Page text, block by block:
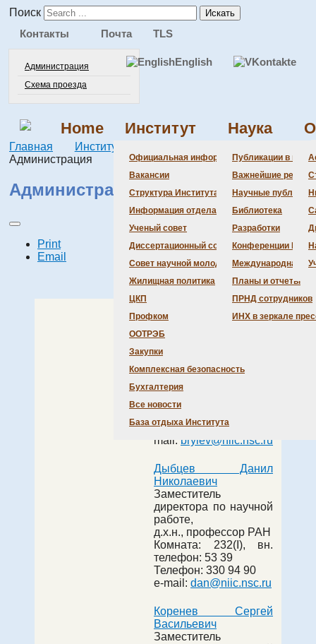
Поиск Искать
Контакты
Администрация
Схема проезда
Почта TLS
English
Home Институт
Официальная информация
Вакансии
Структура Института
Информация отдела кадров
Ученый совет
Диссертационный совет
Совет научной молодежи
Жилищная политика
ЦКП
Профком
ООТРЭБ
Закупки
Комплексная безопасность
Бухгалтерия
Все новости
База отдыха Института
Наука
Публикации в
Важнейшие
Научные
Библиотека
Разработки
Конференции
Международная
Планы и отчеты
ПРНД сотрудников
ИНХ в зеркале
Главная Институт
Администрация
Администрация Института
Print
Email
Брылев Константин
И.о. директора
Института, д.х.н.,
профессор РАН
Комната:229(I), вн.
телефон:
Телефон:
e-
mail: brylev@niic.nsc.ru
Дыбцев Данил
Николаевич
Заместитель
директора по научной
работе,
д.х.н., профессор РАН
Комната: 232(I), вн.
телефон: 53 39
Телефон: 330 94 90
e-mail: dan@niic.nsc.ru
Коренев Сергей
Васильевич
Заместитель